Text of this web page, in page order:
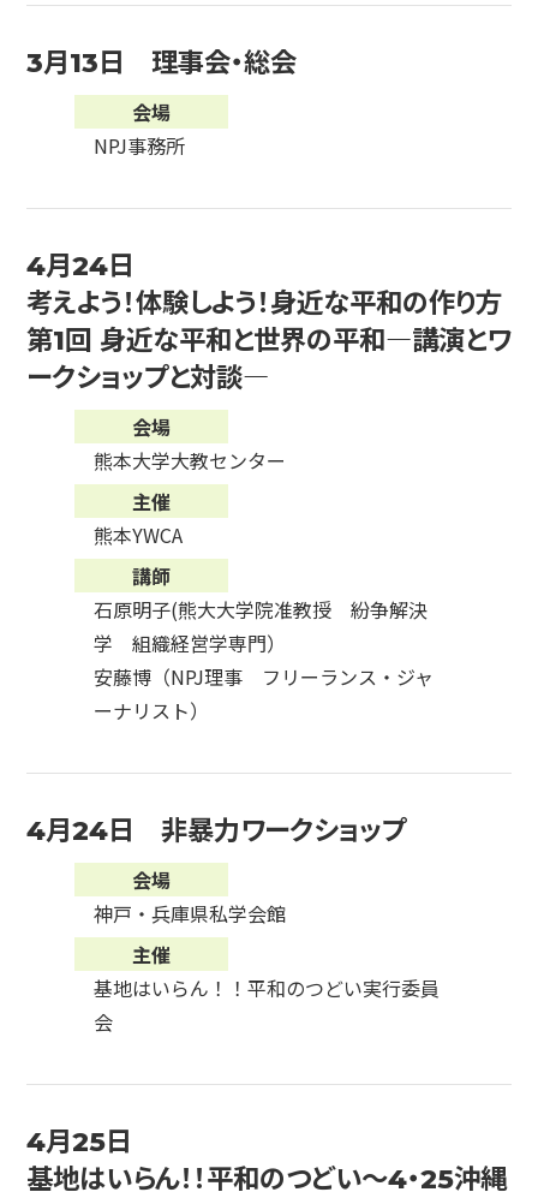
3月13日 理事会・総会
会場
NPJ事務所
4月24日
考えよう！体験しよう！身近な平和の作り方
第1回 身近な平和と世界の平和―講演とワ
ークショップと対談―
会場
熊本大学大教センター
主催
熊本YWCA
講師
石原明子(熊大大学院准教授 紛争解決
学 組織経営学専門）
安藤博（NPJ理事 フリーランス・ジャ
ーナリスト）
4月24日 非暴力ワークショップ
会場
神戸・兵庫県私学会館
主催
基地はいらん！！平和のつどい実行委員
会
4月25日
基地はいらん！！平和のつどい～4・25沖縄